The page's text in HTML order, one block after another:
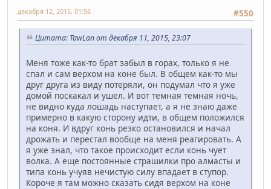
#550
декабря 12, 2015, 01:56
Цитата: TawLan от декабря 11, 2015, 23:07
Меня тоже как-то брат забыл в горах, только я не
спал и сам верхом на коне был. В общем как-то мы
друг друга из виду потеряли, он подумал что я уже
домой поскакал и ушел. И вот темная темная ночь,
не видно куда лошадь наступает, а я не знаю даже
примерно в какую сторону идти, в общем положился
на коня. И вдруг конь резко остановился и начал
дрожать и перестал вообще на меня реагировать. А
я уже знал, что такое происходит если конь чует
волка. А еще постоянные страшилки про алмасты и
типа конь учуяв нечистую силу впадает в ступор.
Короче я там можно сказать сидя верхом на коне